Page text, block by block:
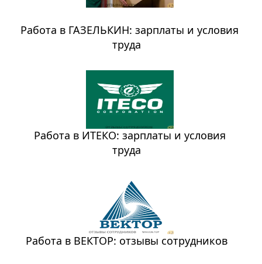
Работа в ГАЗЕЛЬКИН: зарплаты и условия
труда
Работа в ИТЕКО: зарплаты и условия
труда
Работа в ВЕКТОР: отзывы сотрудников